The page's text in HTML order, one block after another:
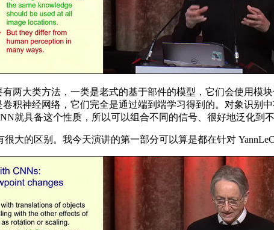
大类方法，一类是老式的基于部件的模型，它们会使用模
积神经网络，它们完全是通过端到端学习得到的。对象识
就具备这个性质，所以可以组合不同的信号、很好地泛化到
的区别。我今天演讲的第一部分可以算是都在针对